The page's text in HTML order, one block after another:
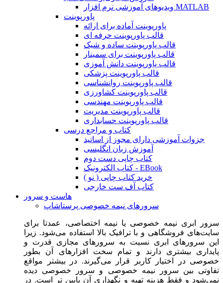
ویدیوهای آموزشی نرم افزار MATLAB
پاورپوینت
پاورپوینت آماده برای ارائه
قالب پاورپوینت حرفه ای
قالب پاورپوینت ساده و شیک
قالب پاورپوینت برای سمینار
قالب پاورپوینت دانش آموزی
قالب پاورپوینت پزشکی
قالب پاورپوینت روانشناسی
قالب پاورپوینت کشاورزی
قالب پاورپوینت مهندسی
قالب پاورپوینت مدیریت
قالب پاورپوینت حسابداری
کتاب و مراجع درسی
جزوات آموزشی دارای مجوز از اساتید
آموزش زبان انگلیسی
کتاب چاپی دست دوم
کتاب الکترونیک - EBook
خرید کتاب چاپی ( نو )
کتاب آف ست خارجی
هاست و سرور
سرورهای نیمه خصوصی پرستاشاپ
سرور ابری نیمه خصوصی یا نیمه اختصاصی، عمدتا برای
سایت‌های فروشگاهی و با ترافیک بالا استفاده می‌شود. زیرا
این سرورهای ابری نسبت به سرورهای مجازی قدرت و
پایداری بیشتری دارند و تمام سخت افزارهای آن بطور
خصوصی در اختیار کاربر قرار می‌گیرند. در بیشتر مواقع
تفاوتی بین سرور نیمه خصوصی و سرور خصوصی دیده
نمی‌شود و فقط هزینه تهیه و نگهداری آن پایین تر است. در